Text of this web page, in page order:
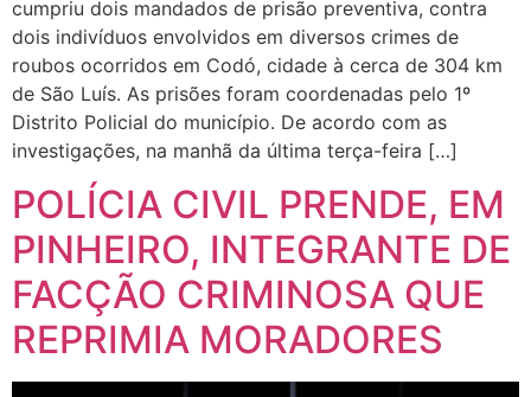
roubos ocorridos em Codó, cidade à cerca de 304 km
de São Luís. As prisões foram coordenadas pelo 1º
Distrito Policial do município. De acordo com as
investigações, na manhã da última terça-feira […]
POLÍCIA CIVIL PRENDE, EM
PINHEIRO, INTEGRANTE DE
FACÇÃO CRIMINOSA QUE
REPRIMIA MORADORES